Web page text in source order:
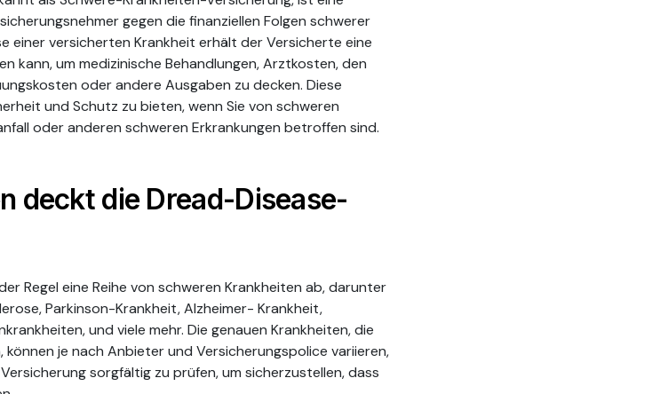
gegen die finanziellen Folgen schwerer
einer versicherten Krankheit erhält der Versicherte eine
kann, um medizinische Behandlungen, Arztkosten, den
oder andere Ausgaben zu decken. Diese
und Schutz zu bieten, wenn Sie von schweren
oder anderen schweren Erkrankungen betroffen sind.
deckt die Dread-Disease-
Regel eine Reihe von schweren Krankheiten ab, darunter
Parkinson-Krankheit, Alzheimer- Krankheit,
und viele mehr. Die genauen Krankheiten, die
je nach Anbieter und Versicherungspolice variieren,
sorgfältig zu prüfen, um sicherzustellen, dass